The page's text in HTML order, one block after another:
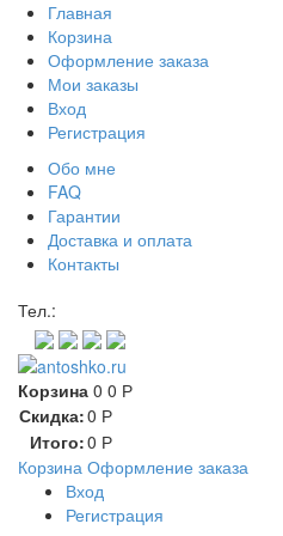
Главная
Корзина
Оформление заказа
Мои заказы
Вход
Регистрация
Обо мне
FAQ
Гарантии
Доставка и оплата
Контакты
Тел.:
Корзина 0 0 Р
Скидка:0 Р
Итого:0 Р
Корзина Оформление заказа
Вход
Регистрация